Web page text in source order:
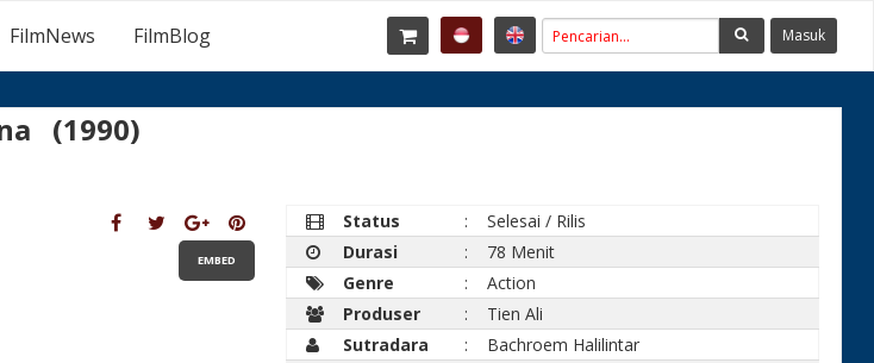
FilmNews FilmBlog Masuk
(1990)
EMBED
Status :
Selesai / Rilis
Durasi
:
78 Menit
Genre
:
Action
Produser
:
Tien Ali
Sutradara
:
Bachroem Halilintar